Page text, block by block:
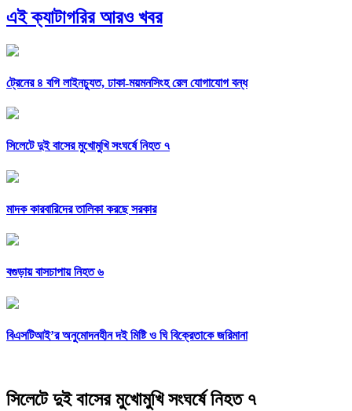
এই ক্যাটাগরির আরও খবর
ট্রেনের ৪ বগি লাইনচ্যুত, ঢাকা-ময়মনসিংহ রেল যোগাযোগ বন্ধ
সিলেটে দুই বাসের মুখোমুখি সংঘর্ষে নিহত ৭
মাদক কারবারিদের তালিকা করছে সরকার
বগুড়ায় বাসচাপায় নিহত ৬
বিএসটিআই’র অনুমোদনহীন দই মিষ্টি ও ঘি বিক্রেতাকে জরিমানা
সিলেটে দুই বাসের মুখোমুখি সংঘর্ষে নিহত ৭